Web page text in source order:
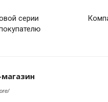
серии